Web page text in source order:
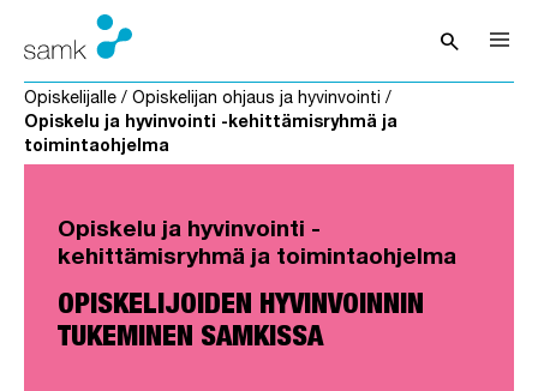
Siirry sisältöön
searchAvaa haku
Opiskelijalle / Opiskelijan ohjaus ja hyvinvointi /
Opiskelu ja hyvinvointi -kehittämisryhmä ja
toimintaohjelma
Opiskelu ja hyvinvointi -
kehittämisryhmä ja toimintaohjelma
OPISKELIJOIDEN HYVINVOINNIN
TUKEMINEN SAMKISSA